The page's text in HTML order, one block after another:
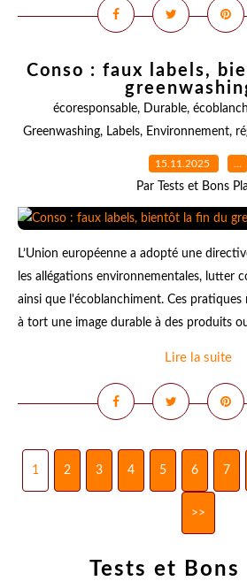
Conso : faux labels,
écoresponsable, Durable,
Greenwashing, Labels, Environnement,
15.11.2025 …
Par Tests et Bons
L’Union européenne a adopté une
les allégations environnementales, lutter
ainsi que l'écoblanchiment. Ces
à tort une image durable à des produits
Lire la suite
1 2 3 4 5 6 7
>>
Tests et Bons